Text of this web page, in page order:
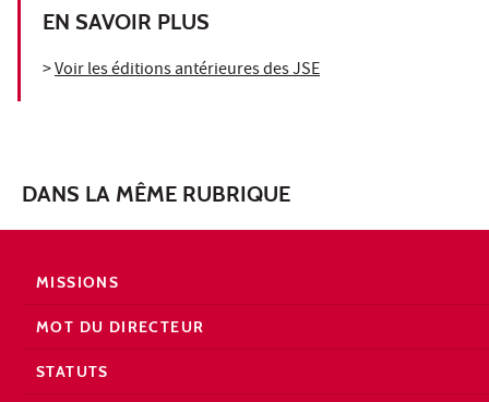
EN SAVOIR PLUS
>Voir les éditions antérieures des JSE
DANS LA MÊME RUBRIQUE
MISSIONS
MOT DU DIRECTEUR
STATUTS